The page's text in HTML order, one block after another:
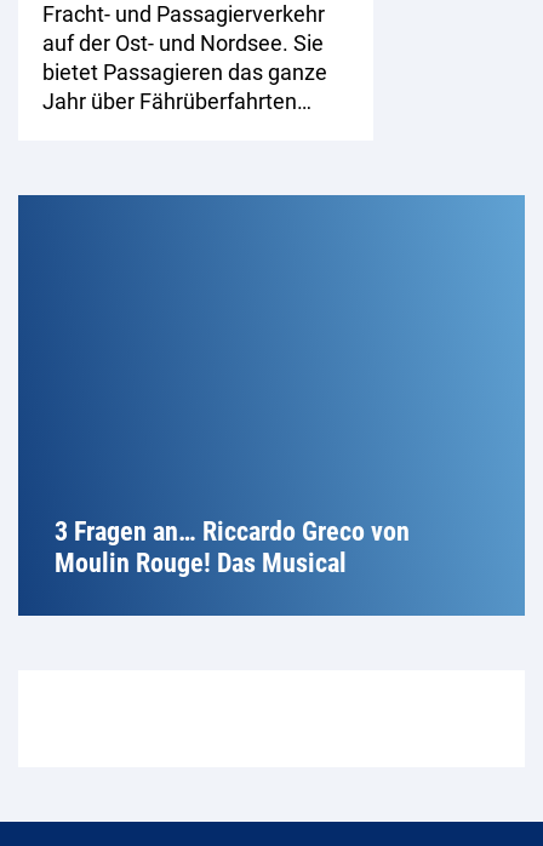
Fracht- und Passagierverkehr
auf der Ost- und Nordsee. Sie
bietet Passagieren das ganze
Jahr über Fährüberfahrten…
3 Fragen an… Riccardo Greco von
Moulin Rouge! Das Musical